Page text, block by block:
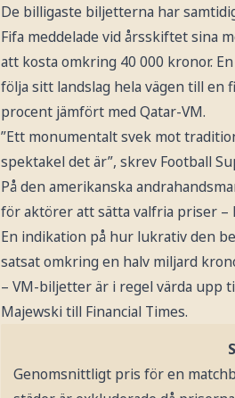
De billigaste biljetterna har
Fifa meddelade vid årsskiftet sina
att kosta omkring 40 000 kronor.
följa sitt landslag hela vägen till en
procent jämfört med Qatar-VM.
”Ett monumentalt svek mot
spektakel det är”, skrev Football
På den amerikanska
för aktörer att sätta valfria priser –
En indikation på hur lukrativ den
satsat omkring en halv miljard
– VM-biljetter är i regel värda upp
Majewski till Financial Times.
Genomsnittligt pris för en